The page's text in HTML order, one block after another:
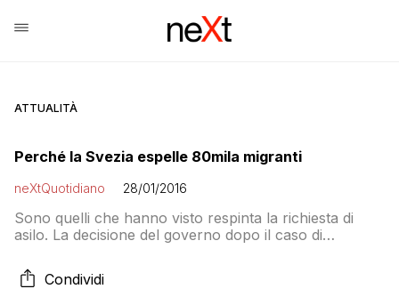
ATTUALITÀ
Perché la Svezia espelle 80mila migranti
neXtQuotidiano 28/01/2016
Sono quelli che hanno visto respinta la richiesta di
asilo. La decisione del governo dopo il caso di
accoglienza sovraffollati
Condividi